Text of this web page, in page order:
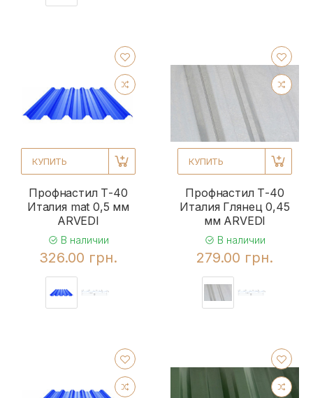
КУПИТЬ
Профнастил Т-40
Италия mat 0,5 мм
ARVEDI
В наличии
326.00 грн.
КУПИТЬ
Профнастил Т-40
Италия Глянец 0,45
мм ARVEDI
В наличии
279.00 грн.